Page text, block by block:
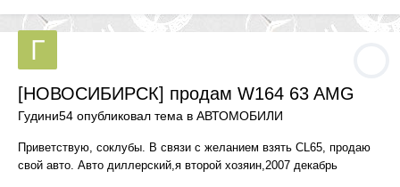
[НОВОСИБИРСК] продам W164 63 AMG
Гудини54 опубликовал тема в АВТОМОБИЛИ
Приветствую, соклубы. В связи с желанием взять CL65, продаю
свой авто. Авто диллерский,я второй хозяин,2007 декабрь